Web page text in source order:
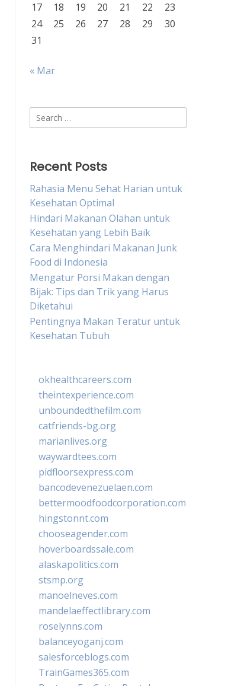
17
18 19 20 21 22
23
24
25 26 27 28 29
30
31
« Mar
Search
for:
Recent Posts
Rahasia Menu Sehat Harian untuk
Kesehatan Optimal
Hindari Makanan Olahan untuk
Kesehatan yang Lebih Baik
Cara Menghindari Makanan Junk
Food di Indonesia
Mengatur Porsi Makan dengan
Bijak: Tips dan Trik yang Harus
Diketahui
Pentingnya Makan Teratur untuk
Kesehatan Tubuh
okhealthcareers.com
theintexperience.com
unboundedthefilm.com
catfriends-bg.org
marianlives.org
waywardtees.com
pidfloorsexpress.com
bancodevenezuelaen.com
bettermoodfoodcorporation.com
hingstonnt.com
chooseagender.com
hoverboardssale.com
alaskapolitics.com
stsmp.org
manoelneves.com
mandelaeffectlibrary.com
roselynns.com
balanceyoganj.com
salesforceblogs.com
TrainGames365.com